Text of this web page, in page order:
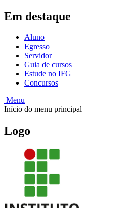
Em destaque
Aluno
Egresso
Servidor
Guia de cursos
Estude no IFG
Concursos
Menu
Início do menu principal
Logo